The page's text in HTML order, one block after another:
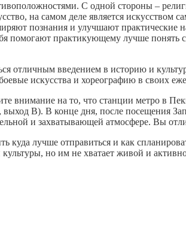
С одной стороны –
на самом деле является
познания и улучшают
помогают практикующему лучше понять
отличным введением в историю и
искусства и хореографию в своих
внимание на то, что станции метро в
B). В конце дня, после посещения
и захватывающей атмосфере. Вы
лучше отправиться и как
но им не хватает живой и